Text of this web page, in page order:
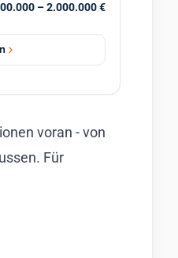
– 2.000.000 €
voran - von
Für